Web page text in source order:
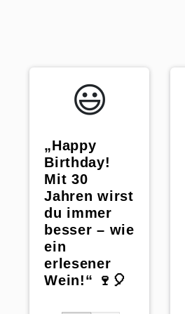
😃️
„Happy
Birthday!
Mit 30
Jahren wirst
du immer
besser – wie
ein
erlesener
Wein!“ 🍷🎈